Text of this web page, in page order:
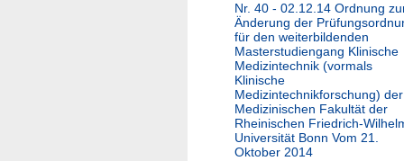
Nr. 40 - 02.12.14 Ordnung
Änderung der
für den weiterbildenden
Masterstudiengang Klinische
Medizintechnik (vormals
Klinische
Medizintechnikforschung) der
Medizinischen Fakultät der
Rheinischen Friedrich-
Universität Bonn Vom 21.
Oktober 2014